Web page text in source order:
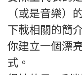
（或是音樂）
下載相關的簡
你建立一個漂
式。